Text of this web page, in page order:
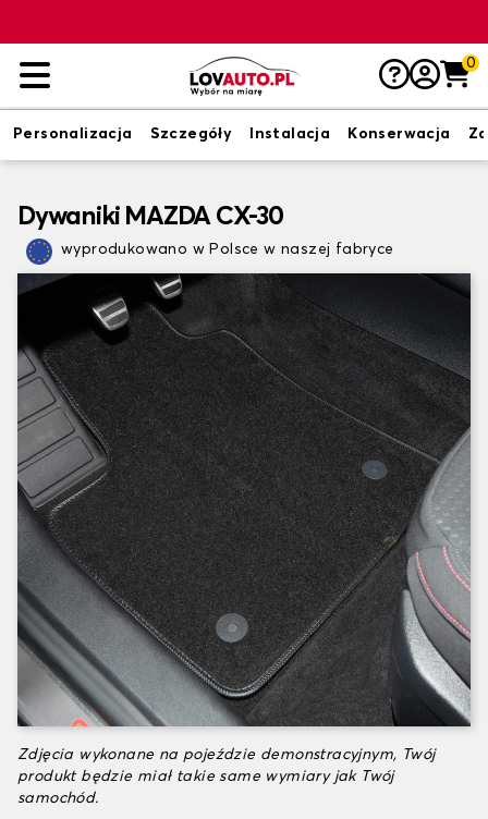
0
Personalizacja Szczegóły Instalacja Konserwacja
Dywaniki MAZDA CX-30
wyprodukowano w Polsce w naszej fabryce
Zdjęcia wykonane na pojeździe demonstracyjnym, Twój
produkt będzie miał takie same wymiary jak Twój
samochód.